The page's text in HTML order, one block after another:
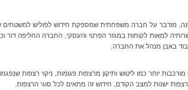
למאות לקוחות במגזר הפרטי והעסקי, החברה החליפה דור
באבן מנהל את החברה.
יותר כמו ליטוש ותיקון מרצפות פגומות, ניקוי רצפות
ישנות למצב הקודם, חידוש זה מתאים לכל סוגי הרצפות.